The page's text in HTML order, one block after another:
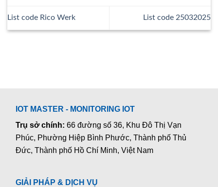
List code Rico Werk List code 25032025
IOT MASTER - MONITORING IOT
Trụ sở chính:66 đường số 36, Khu Đô Thị Vạn
Phúc, Phường Hiệp Bình Phước, Thành phố Thủ
Đức, Thành phố Hồ Chí Minh, Việt Nam
GIẢI PHÁP & DỊCH VỤ